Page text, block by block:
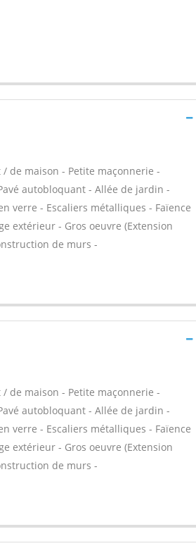
de maison - Petite maçonnerie -
autobloquant - Allée de jardin -
verre - Escaliers métalliques - Faïence
extérieur - Gros oeuvre (Extension
de murs -
de maison - Petite maçonnerie -
autobloquant - Allée de jardin -
verre - Escaliers métalliques - Faïence
extérieur - Gros oeuvre (Extension
de murs -